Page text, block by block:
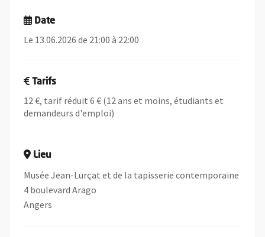
Date
Le 13.06.2026 de 21:00 à 22:00
Tarifs
12 €, tarif réduit 6 € (12 ans et moins, étudiants et
demandeurs d'emploi)
Lieu
Musée Jean-Lurçat et de la tapisserie contemporaine
4 boulevard Arago
Angers